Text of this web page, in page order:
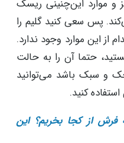
زیبایی رنگ گلیم را تحت
استفاده از روفرشی در
مناسب است. گاهی نیز
بتوانید این اصول را
که گلیم‌ها معمولا با تار
بافته می‌شوند. هرنوع
به رنگ گلیم شود.
موارد این‌چنینی ریسک